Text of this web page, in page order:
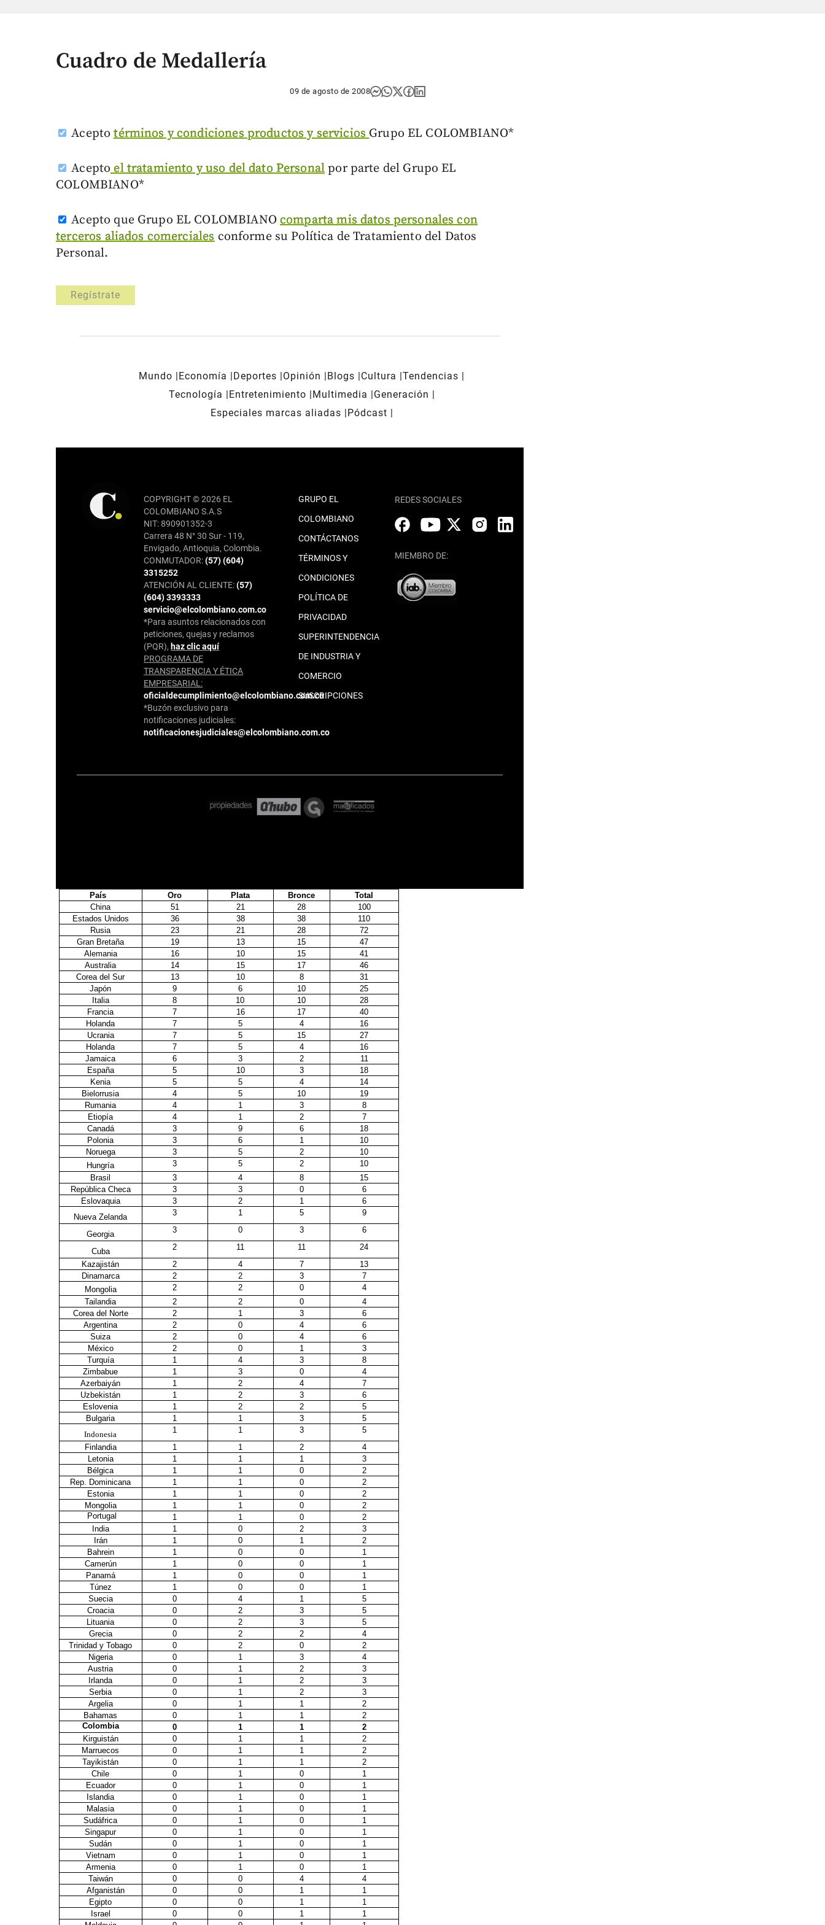
Cuadro de Medallería
09 de agosto de 2008
Aceptotérminos y condiciones productos y serviciosGrupo EL COLOMBIANO*
Aceptoel tratamiento y uso del dato Personalpor parte del Grupo EL
COLOMBIANO*
Acepto que Grupo EL COLOMBIANO comparta mis datos personales con
terceros aliados comercialesconforme su Política de Tratamiento del Datos
Personal.
Mundo Economía Deportes Opinión Blogs Cultura
Tendencias
Tecnología
Entretenimiento Multimedia
Generación
Especiales marcas aliadas
Pódcast
COPYRIGHT © 2026 EL
COLOMBIANO S.A.S
NIT: 890901352-3
Carrera 48 N° 30 Sur - 119,
Envigado, Antioquia, Colombia.
CONMUTADOR:(57) (604)
3315252
ATENCIÓN AL CLIENTE:(57)
(604) 3393333
servicio@elcolombiano.com.co
*Para asuntos relacionados con
peticiones, quejas y reclamos
(PQR), haz clic aquí
PROGRAMA DE
TRANSPARENCIA Y ÉTICA
EMPRESARIAL:
oficialdecumplimiento@elcolombiano.com.co
*Buzón exclusivo para
notificaciones judiciales:
notificacionesjudiciales@elcolombiano.com.co
GRUPO EL
COLOMBIANO
CONTÁCTANOS
TÉRMINOS Y
CONDICIONES
POLÍTICA DE
PRIVACIDAD
SUPERINTENDENCIA
DE INDUSTRIA Y
COMERCIO
SUSCRIPCIONES
REDES SOCIALES
MIEMBRO DE:
País Oro Plata Bronce
Total
China
51 21 28
100
Estados Unidos
36 38 38
110
Rusia
23 21 28
72
Gran Bretaña
19 13 15
47
Alemania
16 10 15
41
Australia
14 15 17
46
Corea del Sur
13 10 8
31
Japón
9 6 10
25
Italia
8 10 10
28
Francia
7 16 17
40
Holanda
7 5 4
16
Ucrania
7 5 15
27
Holanda
7 5 4
16
Jamaica
6 3 2
11
España
5 10 3
18
Kenia
5 5 4
14
Bielorrusia
4 5 10
19
Rumania
4 1 3
8
Etiopía
4 1 2
7
Canadá
3 9 6
18
Polonia
3 6 1
10
Noruega
3 5 2
10
Hungría
3 5 2
10
Brasil
3 4 8
15
República Checa
3 3 0
6
Eslovaquia
3 2 1
6
Nueva Zelanda
3 1 5 9
Georgia 3 0 3 6
Cuba 2 11 11
24
Kazajistán
2 4 7
13
Dinamarca
2 2 3
7
Mongolia
2 2 0
4
Tailandia
2 2 0
4
Corea del Norte
2 1 3
6
Argentina
2 0 4
6
Suiza
2 0 4
6
México
2 0 1
3
Turquía
1 4 3
8
Zimbabue
1 3 0
4
Azerbaiyán
1 2 4
7
Uzbekistán
1 2 3
6
Eslovenia
1 2 2
5
Bulgaria
1 1 3
5
Indonesia
1 1 3
5
Finlandia
1 1 2
4
Letonia
1 1 1
3
Bélgica
1 1 0
2
Rep. Dominicana
1 1 0
2
Estonia
1 1 0
2
Mongolia
1 1 0
2
Portugal
1 1 0
2
India
1 0 2
3
Irán
1 0 1
2
Bahrein
1 0 0
1
Camerún
1 0 0
1
Panamá
1 0 0
1
Túnez
1 0 0
1
Suecia
0 4 1
5
Croacia
0 2 3
5
Lituania
0 2 3
5
Grecia
0 2 2
4
Trinidad y Tobago
0 2 0
2
Nigeria
0 1 3
4
Austria
0 1 2
3
Irlanda
0 1 2
3
Serbia
0 1 2
3
Argelia
0 1 1
2
Bahamas
0 1 1
2
Colombia
0 1 1
2
Kirguistán
0 1 1
2
Marruecos
0 1 1
2
Tayikistán
0 1 1
2
Chile
0 1 0
1
Ecuador
0 1 0
1
Islandia
0 1 0
1
Malasia
0 1 0
1
Sudáfrica
0 1 0
1
Singapur
0 1 0
1
Sudán
0 1 0
1
Vietnam
0 1 0
1
Armenia
0 1 0
1
Taiwán
0 0 4
4
Afganistán
0 0 1
1
Egipto
0 0 1
1
Israel
0 0 1
1